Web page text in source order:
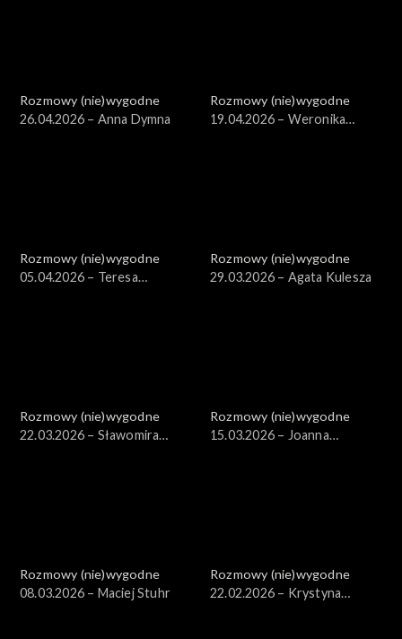
Rozmowy (nie)wygodne
26.04.2026 – Anna Dymna
Rozmowy (nie)wygodne
19.04.2026 – Weronika
Rozmowy (nie)wygodne
05.04.2026 – Teresa
Rozmowy (nie)wygodne
29.03.2026 – Agata Kulesza
Rozmowy (nie)wygodne
22.03.2026 – Sławomira
Rozmowy (nie)wygodne
15.03.2026 – Joanna
Rozmowy (nie)wygodne
08.03.2026 – Maciej Stuhr
Rozmowy (nie)wygodne
22.02.2026 – Krystyna